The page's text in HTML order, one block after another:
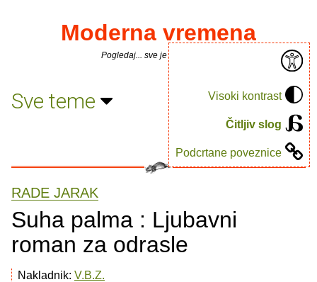
Visoki kontrast
Čitljiv slog
Podcrtane poveznice
Moderna vremena
Pogledaj... sve je puno knjiga.
Sve teme
RADE JARAK
Suha palma : Ljubavni
roman za odrasle
Nakladnik: V.B.Z.